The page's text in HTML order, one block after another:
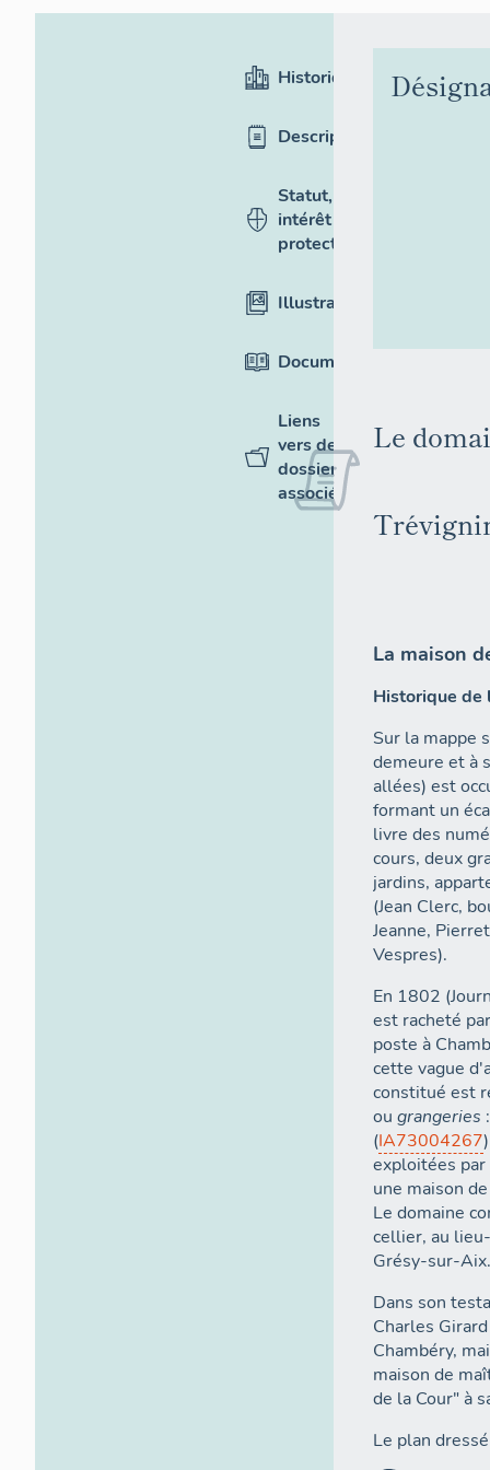
Historique
Description
Statut,
intérêt et
protection
Illustrations
Documentation
Liens
vers des
dossiers
associés
Le
La maison
Historique de
Sur la mappe
demeure et à
allées) est
formant un
livre des
cours, deux
jardins,
(Jean Clerc,
Jeanne,
Vespres).
En 1802
est racheté
poste à
cette vague
constitué est
ougrangeries
(IA73004267
exploitées par
une maison
Le domaine
cellier, au
Grésy-sur-
Dans son
Charles
Chambéry,
maison de
de la Cour" à
Le plan
superpose